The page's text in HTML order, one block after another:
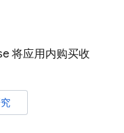
将应用内购买收